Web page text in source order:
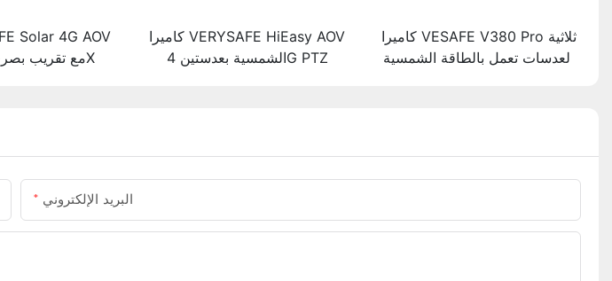
PTZ مع تقريب بصري 36X
كاميرا VERYSAFE HiEasy AOV
الشمسية بعدستين 4G PTZ
كاميرا VESAFE V380 Pro ثلاثية
العدسات تعمل بالطاقة الشمسية
البريد الإلكتروني